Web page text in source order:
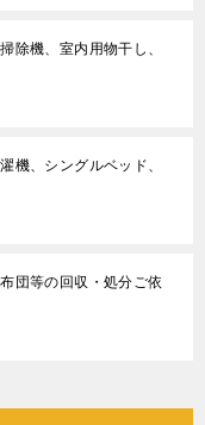
除機、室内用物干し、
機、シングルベッド、
団等の回収・処分ご依